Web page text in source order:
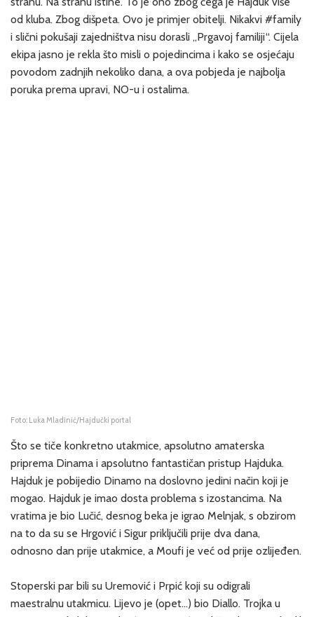
od kluba. Zbog dišpeta. Ovo je primjer obitelji. Nikakvi #family
i slični pokušaji zajedništva nisu dorasli „Prgavoj familiji“. Cijela
ekipa jasno je rekla što misli o pojedincima i kako se osjećaju
povodom zadnjih nekoliko dana, a ova pobjeda je najbolja
poruka prema upravi, NO-u i ostalima.
Foto: Luka Mladinić/Hajdučki portal
Što se tiče konkretno utakmice, apsolutno amaterska
priprema Dinama i apsolutno fantastičan pristup Hajduka.
Hajduk je pobijedio Dinamo na doslovno jedini način koji je
mogao. Hajduk je imao dosta problema s izostancima. Na
vratima je bio Lučić, desnog beka je igrao Melnjak, s obzirom
na to da su se Hrgović i Sigur priključili prije dva dana,
odnosno dan prije utakmice, a Moufi je već od prije ozlijeđen.
Stoperski par bili su Uremović i Prpić koji su odigrali
maestralnu utakmicu. Lijevo je (opet…) bio Diallo. Trojka u